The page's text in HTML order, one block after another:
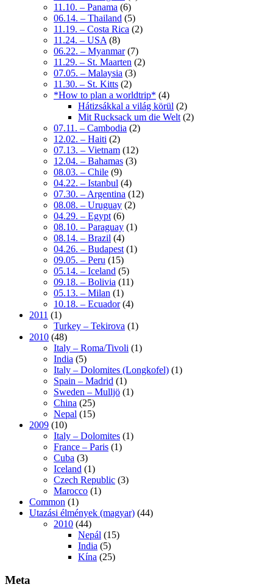
11.10. – Panama (6)
06.14. – Thailand (5)
11.19. – Costa Rica (2)
11.24. – USA (8)
06.22. – Myanmar(7)
11.29. – St. Maarten (2)
07.05. – Malaysia (3)
11.30. – St. Kitts (2)
*How to plan a worldtrip* (4)
Hátizsákkal a világ körül (2)
Mit Rucksack um die Welt (2)
07.11. – Cambodia (2)
12.02. – Haiti (2)
07.13. – Vietnam (12)
12.04. – Bahamas (3)
08.03. – Chile (9)
04.22. – Istanbul (4)
07.30. – Argentina (12)
08.08. – Uruguay (2)
04.29. – Egypt (6)
08.10. – Paraguay (1)
08.14. – Brazil (4)
04.26. – Budapest (1)
09.05. – Peru (15)
05.14. – Iceland (5)
09.18. – Bolivia (11)
05.13. – Milan (1)
10.18. – Ecuador(4)
2011 (1)
Turkey – Tekirova (1)
2010 (48)
Italy – Roma/Tivoli (1)
India (5)
Italy – Dolomites (Longkofel) (1)
Spain – Madrid (1)
Sweden – Mulljö (1)
China (25)
Nepal (15)
2009 (10)
Italy – Dolomites (1)
France – Paris (1)
Cuba (3)
Iceland (1)
Czech Republic (3)
Marocco (1)
Common (1)
Utazási élmények (magyar) (44)
2010 (44)
Nepál (15)
India (5)
Kína (25)
Meta